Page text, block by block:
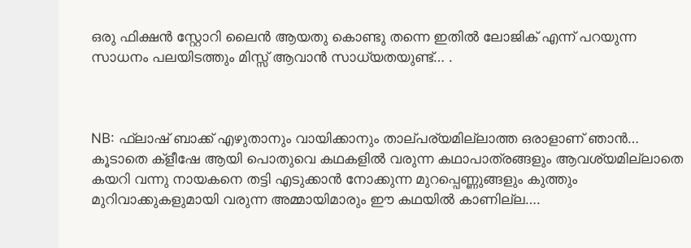
ഒരു ഫിക്ഷൻ സ്റ്റോറി ലൈൻ ആയതു കൊണ്ടു തന്നെ ഇതിൽ ലോജിക് എന്ന് പറയുന്ന
സാധനം പലയിടത്തും മിസ്സ്‌ ആവാൻ സാധ്യതയുണ്ട്… .
NB: ഫ്ലാഷ് ബാക്ക് എഴുതാനും വായിക്കാനും താല്പര്യമില്ലാത്ത ഒരാളാണ് ഞാൻ…
കൂടാതെ ക്‌ളീഷേ ആയി പൊതുവെ കഥകളിൽ വരുന്ന കഥാപാത്രങ്ങളും ആവശ്യമില്ലാതെ
കയറി വന്നു നായകനെ തട്ടി എടുക്കാൻ നോക്കുന്ന മുറപ്പെണ്ണുങ്ങളും കുത്തും
മുറിവാക്കുകളുമായി വരുന്ന അമ്മായിമാരും ഈ കഥയിൽ കാണില്ല….